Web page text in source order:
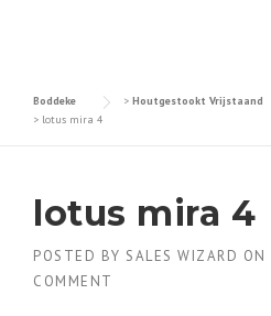
Boddeke > Houtgestookt Vrijstaand
> lotus mira 4
lotus mira 4
POSTED BY SALES WIZARD ON
COMMENT